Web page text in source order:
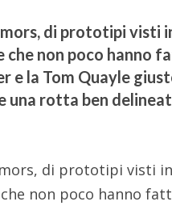
di prototipi visti
non poco hanno
e la Tom Quayle
una rotta ben
di prototipi visti
non poco hanno